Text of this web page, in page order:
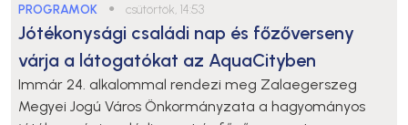
PROGRAMOK ● csütörtök, 14:53
Jótékonysági családi nap és főzőverseny
várja a látogatókat az AquaCityben
Immár 24. alkalommal rendezi meg Zalaegerszeg
Megyei Jogú Város Önkormányzata a hagyományos